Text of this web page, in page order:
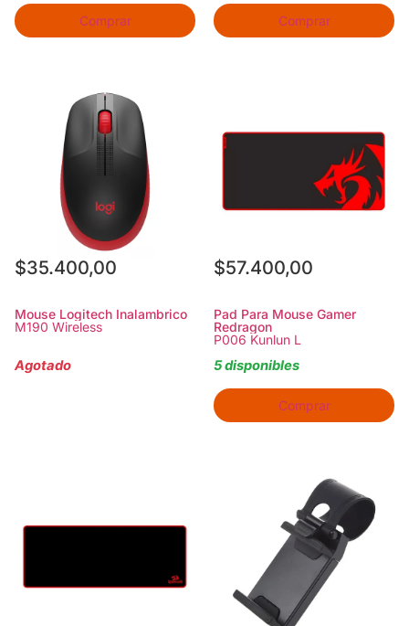
Comprar Comprar
$35.400,00
Mouse Logitech Inalambrico
M190 Wireless
Agotado
$57.400,00
Pad Para Mouse Gamer
Redragon
P006 Kunlun L
5 disponibles
Comprar